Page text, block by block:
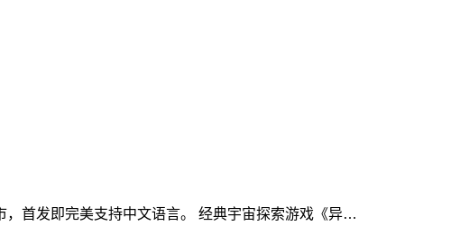
，首发即完美支持中文语言。 经典宇宙探索游戏《异…